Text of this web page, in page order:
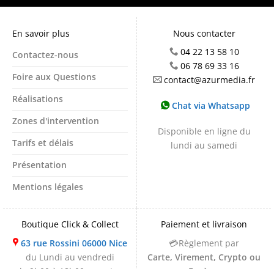
En savoir plus
Contactez-nous
Foire aux Questions
Réalisations
Zones d'intervention
Tarifs et délais
Présentation
Mentions légales
Nous contacter
04 22 13 58 10
06 78 69 33 16
contact@azurmedia.fr
Chat via Whatsapp
Disponible en ligne du
lundi au samedi
Boutique Click & Collect
63 rue Rossini 06000 Nice
du Lundi au vendredi
Paiement et livraison
💳Règlement par
Carte, Virement, Crypto ou